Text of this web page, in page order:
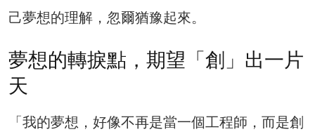
己夢想的理解，忽爾猶豫起來。
夢想的轉捩點，期望「創」出一片
天
「我的夢想，好像不再是當一個工程師，而是創